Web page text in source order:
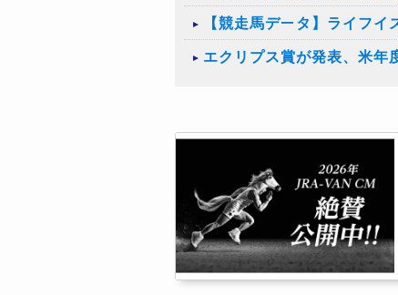
【競走馬データ】ライフイ
エクリプス賞が発表、米年